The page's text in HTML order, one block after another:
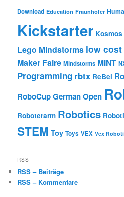
Download Education Fraunhofer
Kickstarter Kosmos
Lego Mindstorms low
Maker Faire Mindstorms MINT
Programming rbtx ReBel
RoboCup German Open
Roboterarm Robotics
STEM Toy Toys VEX Vex
RSS
RSS – Beiträge
RSS – Kommentare